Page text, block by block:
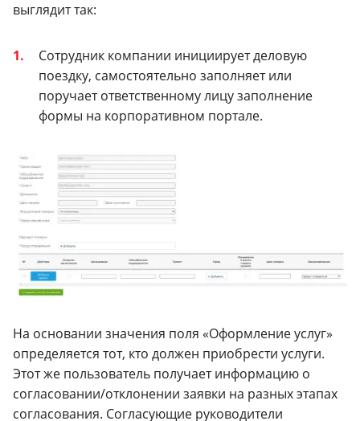
выглядит так:
Сотрудник компании инициирует деловую
поездку, самостоятельно заполняет или
поручает ответственному лицу заполнение
формы на корпоративном портале.
На основании значения поля «Оформление услуг»
определяется тот, кто должен приобрести услуги.
Этот же пользователь получает информацию о
согласовании/отклонении заявки на разных этапах
согласования. Согласующие руководители